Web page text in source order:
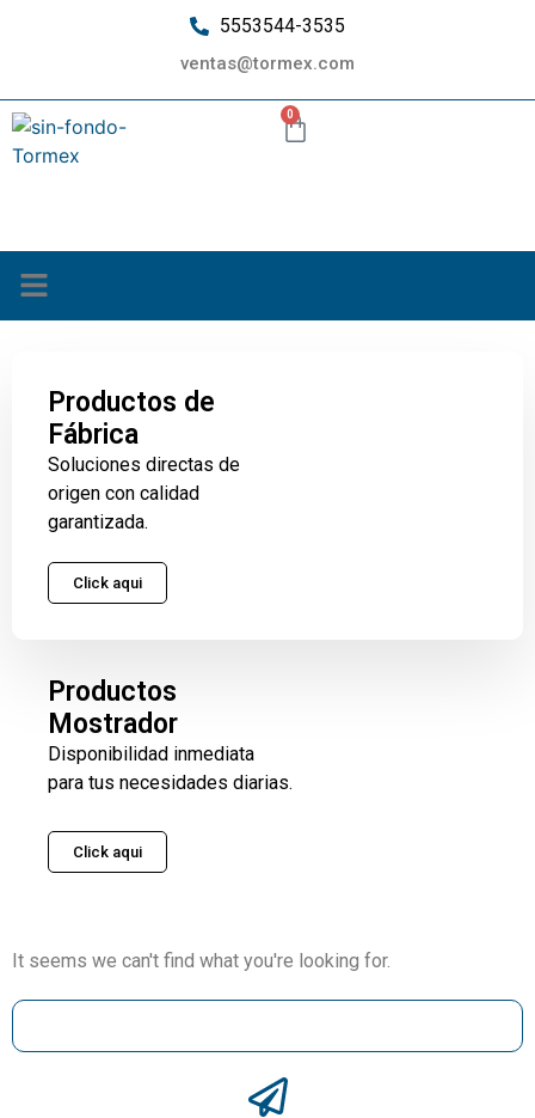
5553544-3535
ventas@tormex.com
0
Productos de
Fábrica
Soluciones directas de
origen con calidad
garantizada.
Click aqui
Productos
Mostrador
Disponibilidad inmediata
para tus necesidades diarias.
Click aqui
It seems we can't find what you're looking for.